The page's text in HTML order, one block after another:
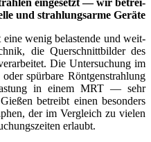
und strah­lungs­ar­me Gerä­te
wenig be­­lastende und weit­­
die Quer­schnitt­bil­der des
Die Unter­­suchung im
spür­ba­re Rönt­­gen­­strahlung
in einem MRT — sehr
betreibt einen beson­ders
der im Ver­gleich zu vie­len
erlaubt.